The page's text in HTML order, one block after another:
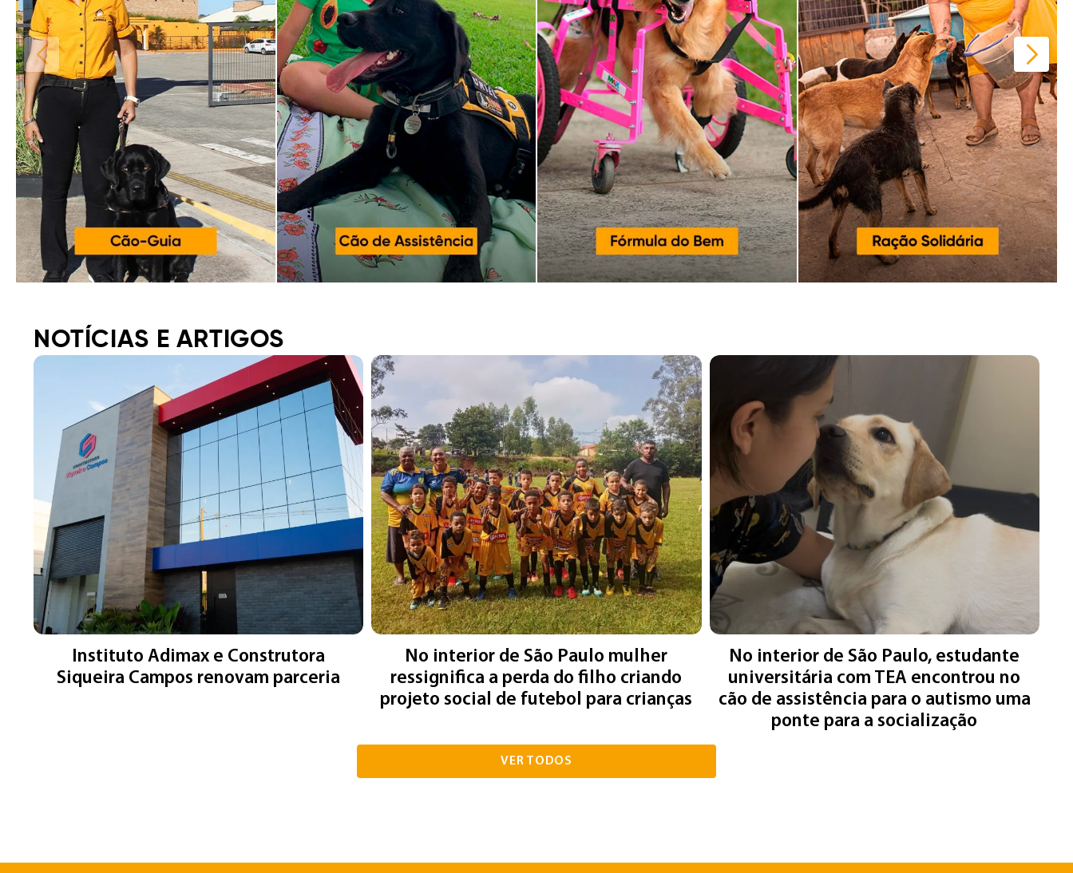
NOTÍCIAS E ARTIGOS
Início Galeria de postagens.
Instituto Adimax e Construtora
Siqueira Campos renovam parceria
No interior de São Paulo mulher
ressignifica a perda do filho criando
projeto social de futebol para crianças
No interior de São Paulo, estudante
universitária com TEA encontrou no
cão de assistência para o autismo uma
ponte para a socialização
VER TODOS